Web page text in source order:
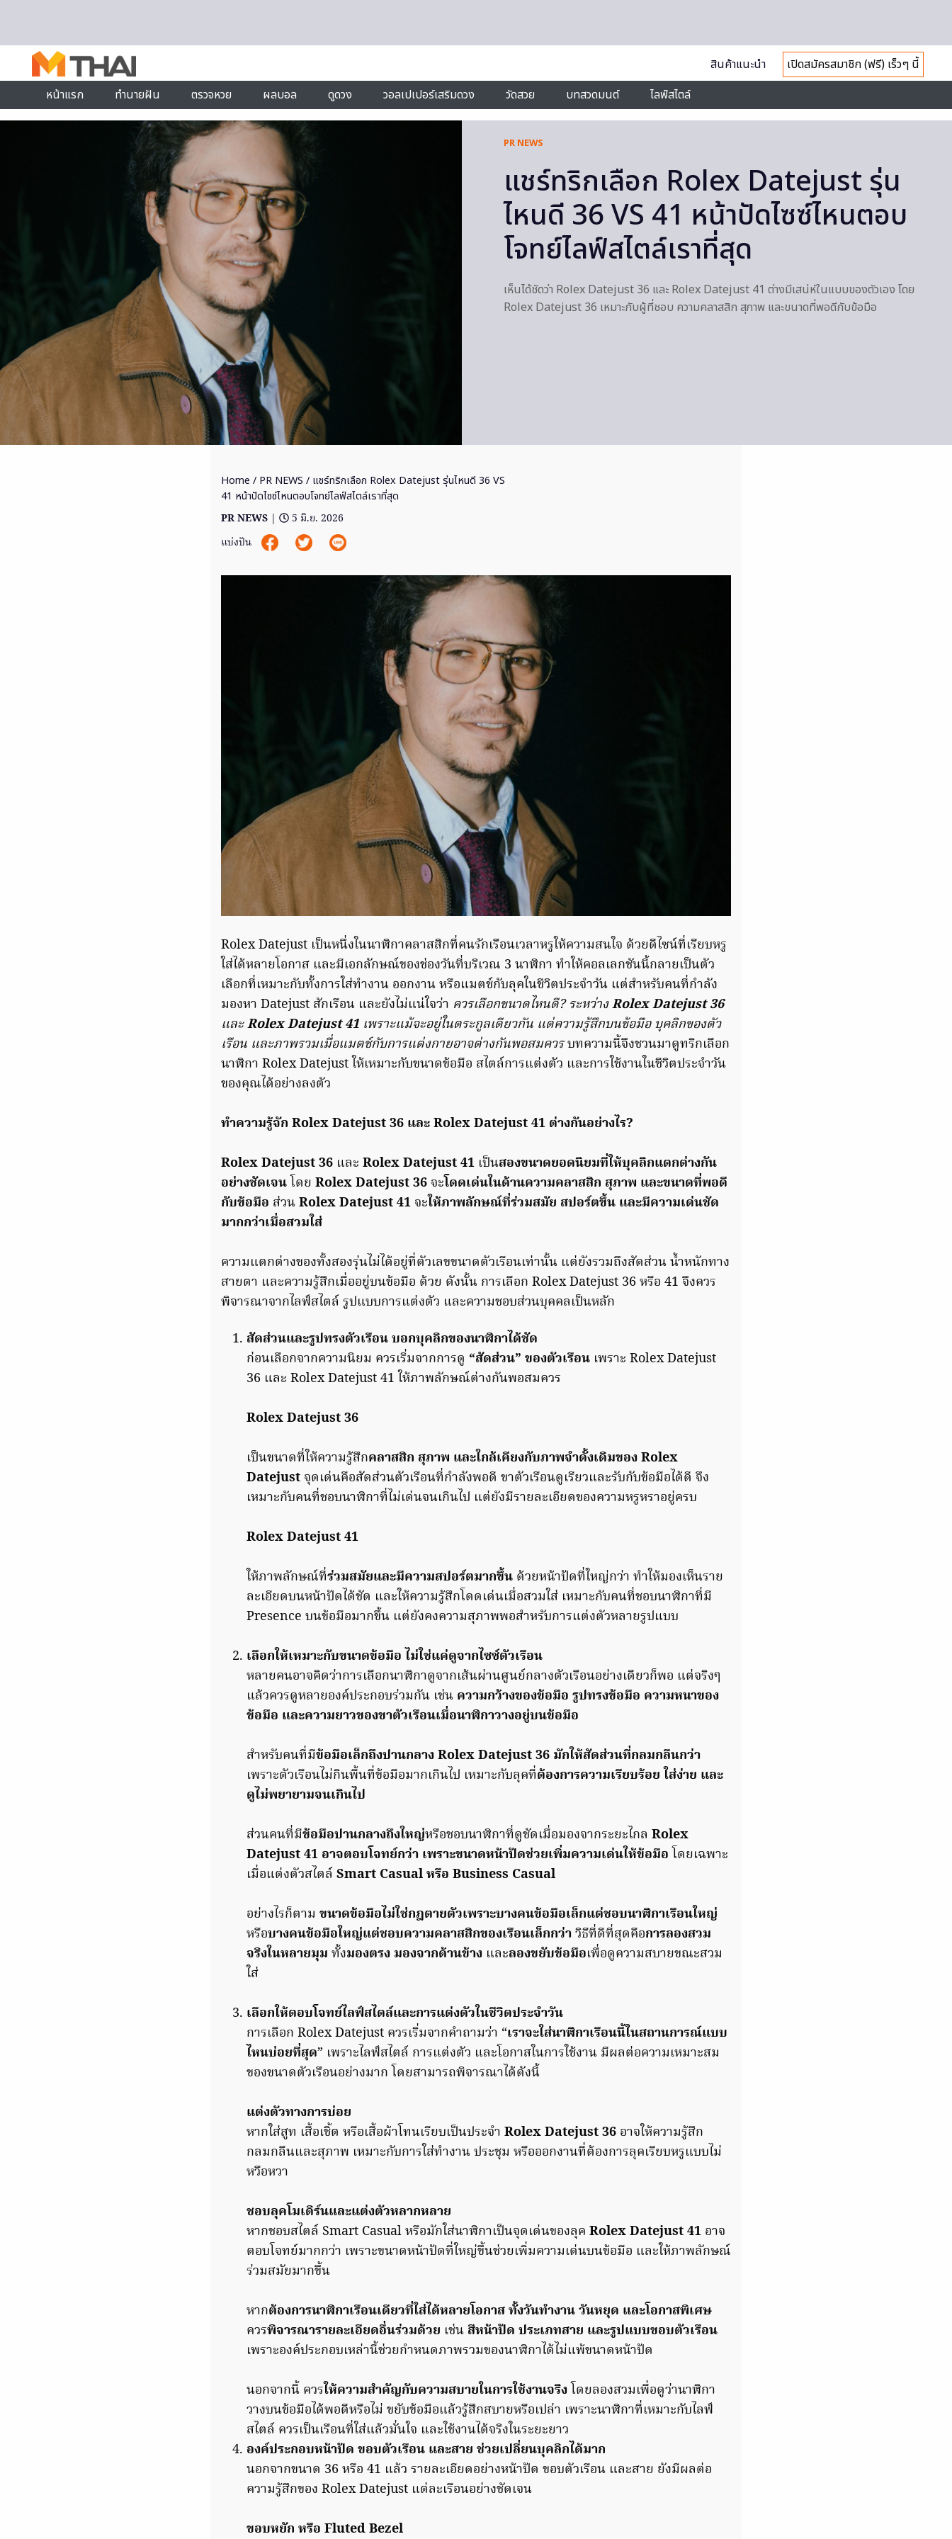
สินค้าแนะนำ
เปิดสมัครสมาชิก (ฟรี) เร็วๆ นี้
หน้าแรก
ทำนายฝัน ตรวจหวย ผลบอล ดูดวง วอลเปเปอร์เสริมดวง วัดสวย บทสวดมนต์ ไลฟ์สไตล์
PR NEWS
แชร์ทริกเลือก Rolex Datejust รุ่น
ไหนดี 36 VS 41 หน้าปัดไซซ์ไหนตอบ
โจทย์ไลฟ์สไตล์เราที่สุด
เห็นได้ชัดว่า Rolex Datejust 36 และ Rolex Datejust 41 ต่างมีเสน่ห์ในแบบของตัวเอง โดย
Rolex Datejust 36 เหมาะกับผู้ที่ชอบ ความคลาสสิก สุภาพ และขนาดที่พอดีกับข้อมือ
Home / PR NEWS / แชร์ทริกเลือก Rolex Datejust รุ่นไหนดี 36 VS
41 หน้าปัดไซซ์ไหนตอบโจทย์ไลฟ์สไตล์เราที่สุด
PR NEWS |
5 มิ.ย. 2026
แบ่งปัน
Rolex Datejust เป็นหนึ่งในนาฬิกาคลาสสิกที่คนรักเรือนเวลาหรูให้ความสนใจ ด้วยดีไซน์ที่เรียบหรู
ใส่ได้หลายโอกาส และมีเอกลักษณ์ของช่องวันที่บริเวณ 3 นาฬิกา ทำให้คอลเลกชันนี้กลายเป็นตัว
เลือกที่เหมาะกับทั้งการใส่ทำงาน ออกงาน หรือแมตช์กับลุคในชีวิตประจำวัน แต่สำหรับคนที่กำลัง
มองหา Datejust สักเรือน และยังไม่แน่ใจว่า ควรเลือกขนาดไหนดี? ระหว่างRolex Datejust 36
และRolex Datejust 41 เพราะแม้จะอยู่ในตระกูลเดียวกัน แต่ความรู้สึกบนข้อมือ บุคลิกของตัว
เรือน และภาพรวมเมื่อแมตช์กับการแต่งกายอาจต่างกันพอสมควรบทความนี้จึงชวนมาดูทริกเลือก
นาฬิกา Rolex Datejust ให้เหมาะกับขนาดข้อมือ สไตล์การแต่งตัว และการใช้งานในชีวิตประจำวัน
ของคุณได้อย่างลงตัว
ทำความรู้จัก Rolex Datejust 36 และ Rolex Datejust 41 ต่างกันอย่างไร?
Rolex Datejust 36 และ Rolex Datejust 41 เป็นสองขนาดยอดนิยมที่ให้บุคลิกแตกต่างกัน
อย่างชัดเจน โดย Rolex Datejust 36 จะโดดเด่นในด้านความคลาสสิก สุภาพ และขนาดที่พอดี
กับข้อมือ ส่วนRolex Datejust 41 จะให้ภาพลักษณ์ที่ร่วมสมัย สปอร์ตขึ้น และมีความเด่นชัด
มากกว่าเมื่อสวมใส่
ความแตกต่างของทั้งสองรุ่นไม่ได้อยู่ที่ตัวเลขขนาดตัวเรือนเท่านั้น แต่ยังรวมถึงสัดส่วน น้ำหนักทาง
สายตา และความรู้สึกเมื่ออยู่บนข้อมือ ด้วย ดังนั้น การเลือก Rolex Datejust 36 หรือ 41 จึงควร
พิจารณาจากไลฟ์สไตล์ รูปแบบการแต่งตัว และความชอบส่วนบุคคลเป็นหลัก
สัดส่วนและรูปทรงตัวเรือน บอกบุคลิกของนาฬิกาได้ชัด
ก่อนเลือกจากความนิยม ควรเริ่มจากการดู “สัดส่วน” ของตัวเรือน เพราะ Rolex Datejust
36 และ Rolex Datejust 41 ให้ภาพลักษณ์ต่างกันพอสมควร
Rolex Datejust 36
เป็นขนาดที่ให้ความรู้สึกคลาสสิก สุภาพ และใกล้เคียงกับภาพจำดั้งเดิมของ Rolex
Datejust จุดเด่นคือสัดส่วนตัวเรือนที่กำลังพอดี ขาตัวเรือนดูเรียวและรับกับข้อมือได้ดี จึง
เหมาะกับคนที่ชอบนาฬิกาที่ไม่เด่นจนเกินไป แต่ยังมีรายละเอียดของความหรูหราอยู่ครบ
Rolex Datejust 41
ให้ภาพลักษณ์ที่ร่วมสมัยและมีความสปอร์ตมากขึ้น ด้วยหน้าปัดที่ใหญ่กว่า ทำให้มองเห็นราย
ละเอียดบนหน้าปัดได้ชัด และให้ความรู้สึกโดดเด่นเมื่อสวมใส่ เหมาะกับคนที่ชอบนาฬิกาที่มี
Presence บนข้อมือมากขึ้น แต่ยังคงความสุภาพพอสำหรับการแต่งตัวหลายรูปแบบ
เลือกให้เหมาะกับขนาดข้อมือ ไม่ใช่แค่ดูจากไซซ์ตัวเรือน
หลายคนอาจคิดว่าการเลือกนาฬิกาดูจากเส้นผ่านศูนย์กลางตัวเรือนอย่างเดียวก็พอ แต่จริงๆ
แล้วควรดูหลายองค์ประกอบร่วมกัน เช่น ความกว้างของข้อมือ รูปทรงข้อมือ ความหนาของ
ข้อมือ และความยาวของขาตัวเรือนเมื่อนาฬิกาวางอยู่บนข้อมือ
สำหรับคนที่มีข้อมือเล็กถึงปานกลาง Rolex Datejust 36 มักให้สัดส่วนที่กลมกลืนกว่า
เพราะตัวเรือนไม่กินพื้นที่ข้อมือมากเกินไป เหมาะกับลุคที่ต้องการความเรียบร้อย ใส่ง่าย และ
ดูไม่พยายามจนเกินไป
ส่วนคนที่มีข้อมือปานกลางถึงใหญ่หรือชอบนาฬิกาที่ดูชัดเมื่อมองจากระยะไกล Rolex
Datejust 41 อาจตอบโจทย์กว่า เพราะขนาดหน้าปัดช่วยเพิ่มความเด่นให้ข้อมือ โดยเฉพาะ
เมื่อแต่งตัวสไตล์ Smart Casual หรือ Business Casual
อย่างไรก็ตาม ขนาดข้อมือไม่ใช่กฎตายตัวเพราะบางคนข้อมือเล็กแต่ชอบนาฬิกาเรือนใหญ่
หรือบางคนข้อมือใหญ่แต่ชอบความคลาสสิกของเรือนเล็กกว่าวิธีที่ดีที่สุดคือการลองสวม
จริงในหลายมุม ทั้งมองตรง มองจากด้านข้าง และลองขยับข้อมือเพื่อดูความสบายขณะสวม
ใส่
เลือกให้ตอบโจทย์ไลฟ์สไตล์และการแต่งตัวในชีวิตประจำวัน
การเลือก Rolex Datejust ควรเริ่มจากคำถามว่า “เราจะใส่นาฬิกาเรือนนี้ในสถานการณ์แบบ
ไหนบ่อยที่สุด” เพราะไลฟ์สไตล์ การแต่งตัว และโอกาสในการใช้งาน มีผลต่อความเหมาะสม
ของขนาดตัวเรือนอย่างมาก โดยสามารถพิจารณาได้ดังนี้
แต่งตัวทางการบ่อย
หากใส่สูท เสื้อเชิ้ต หรือเสื้อผ้าโทนเรียบเป็นประจำ Rolex Datejust 36 อาจให้ความรู้สึก
กลมกลืนและสุภาพ เหมาะกับการใส่ทำงาน ประชุม หรือออกงานที่ต้องการลุคเรียบหรูแบบไม่
หวือหวา
ชอบลุคโมเดิร์นและแต่งตัวหลากหลาย
หากชอบสไตล์ Smart Casual หรือมักใส่นาฬิกาเป็นจุดเด่นของลุค Rolex Datejust 41 อาจ
ตอบโจทย์มากกว่า เพราะขนาดหน้าปัดที่ใหญ่ขึ้นช่วยเพิ่มความเด่นบนข้อมือ และให้ภาพลักษณ์
ร่วมสมัยมากขึ้น
หากต้องการนาฬิกาเรือนเดียวที่ใส่ได้หลายโอกาส ทั้งวันทำงาน วันหยุด และโอกาสพิเศษ
ควรพิจารณารายละเอียดอื่นร่วมด้วย เช่นสีหน้าปัด ประเภทสาย และรูปแบบขอบตัวเรือน
เพราะองค์ประกอบเหล่านี้ช่วยกำหนดภาพรวมของนาฬิกาได้ไม่แพ้ขนาดหน้าปัด
นอกจากนี้ ควรให้ความสำคัญกับความสบายในการใช้งานจริง โดยลองสวมเพื่อดูว่านาฬิกา
วางบนข้อมือได้พอดีหรือไม่ ขยับข้อมือแล้วรู้สึกสบายหรือเปล่า เพราะนาฬิกาที่เหมาะกับไลฟ์
สไตล์ ควรเป็นเรือนที่ใส่แล้วมั่นใจ และใช้งานได้จริงในระยะยาว
องค์ประกอบหน้าปัด ขอบตัวเรือน และสาย ช่วยเปลี่ยนบุคลิกได้มาก
นอกจากขนาด 36 หรือ 41 แล้ว รายละเอียดอย่างหน้าปัด ขอบตัวเรือน และสาย ยังมีผลต่อ
ความรู้สึกของ Rolex Datejust แต่ละเรือนอย่างชัดเจน
ขอบหยัก หรือ Fluted Bezel